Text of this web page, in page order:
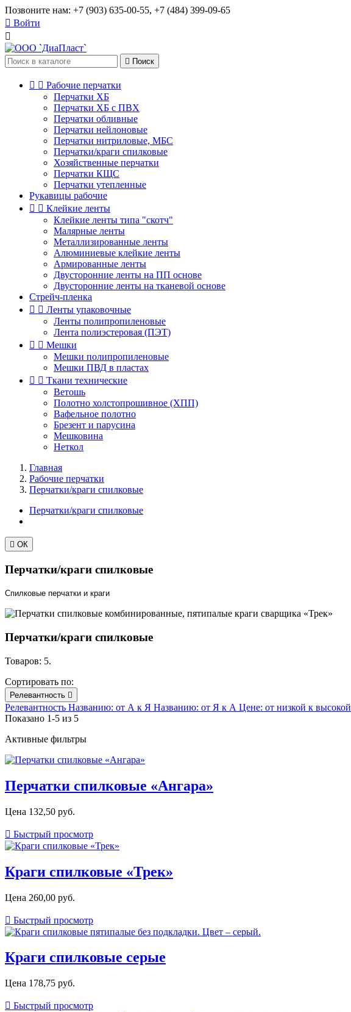
Позвоните нам: +7 (903) 635-00-55, +7 (484) 399-09-65
 Войти

 Поиск
  Рабочие перчатки
Перчатки ХБ
Перчатки ХБ с ПВХ
Перчатки обливные
Перчатки нейлоновые
Перчатки нитриловые, МБС
Перчатки/краги спилковые
Хозяйственные перчатки
Перчатки КЩС
Перчатки утепленные
Рукавицы рабочие
  Клейкие ленты
Клейкие ленты типа "скотч"
Малярные ленты
Металлизированные ленты
Алюминиевые клейкие ленты
Армированные ленты
Двусторонние ленты на ПП основе
Двусторонние ленты на тканевой основе
Стрейч-пленка
  Ленты упаковочные
Ленты полипропиленовые
Лента полиэстеровая (ПЭТ)
  Мешки
Мешки полипропиленовые
Мешки ПВД в пластах
  Ткани технические
Ветошь
Полотно холстопрошивное (ХПП)
Вафельное полотно
Брезент и парусина
Мешковина
Неткол
Главная
Рабочие перчатки
Перчатки/краги спилковые
Перчатки/краги спилковые
 ОК
Перчатки/краги спилковые
Спилковые перчатки и краги
Перчатки/краги спилковые
Товаров: 5.
Сортировать по:
Релевантность 
Релевантность Названию: от А к Я Названию: от Я к А Цене: от низкой к высокой
Показано 1-5 из 5
Активные фильтры
Перчатки спилковые «Ангара»
Цена 132,50 руб.
 Быстрый просмотр
Краги спилковые «Трек»
Цена 260,00 руб.
 Быстрый просмотр
Краги спилковые серые
Цена 178,75 руб.
 Быстрый просмотр